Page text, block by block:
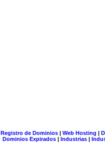
Registro de Dominios| Web Hosting |
Dominios Expirados | Industrias |